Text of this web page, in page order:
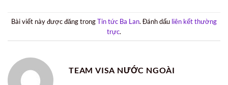
Bài viết này được đăng trongTin tức Ba Lan. Đánh dấu liên kết thường
trực.
TEAM VISA NƯỚC NGOÀI